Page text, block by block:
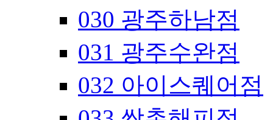
030 광주하남점
031 광주수완점
032 아이스퀘어점